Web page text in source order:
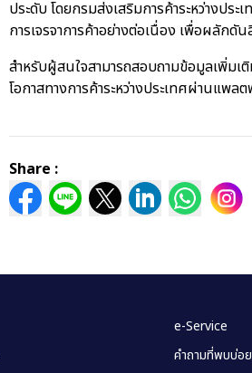
ประดับ โดยกรมส่งเสริมการค้าระหว่างป
การเจรจาการค้าอย่างต่อเนื่อง เพื่อผลักดั
สำหรับผู้สนใจสามารถสอบถามข้อมูลเพิ่มเ
โอกาสทางการค้าระหว่างประเทศผ่านแ
Share :
e-Service
คำถามที่พบบ่อ